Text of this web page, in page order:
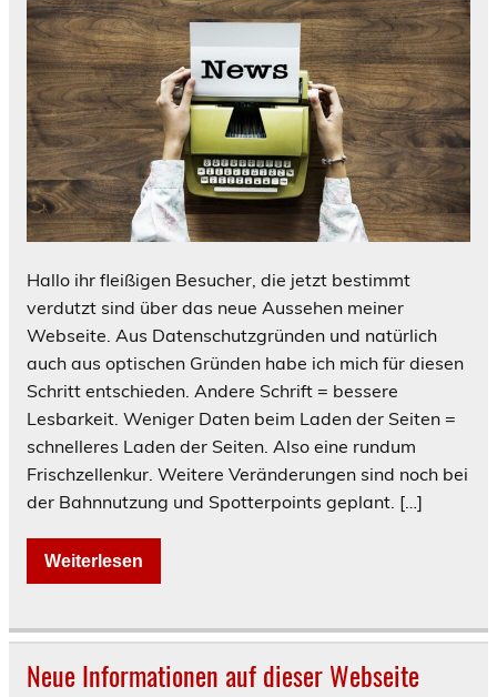
Hallo ihr fleißigen Besucher, die jetzt bestimmt
verdutzt sind über das neue Aussehen meiner
Webseite. Aus Datenschutzgründen und natürlich
auch aus optischen Gründen habe ich mich für diesen
Schritt entschieden. Andere Schrift = bessere
Lesbarkeit. Weniger Daten beim Laden der Seiten =
schnelleres Laden der Seiten. Also eine rundum
Frischzellenkur. Weitere Veränderungen sind noch bei
der Bahnnutzung und Spotterpoints geplant. […]
Weiterlesen
Neue Informationen auf dieser Webseite